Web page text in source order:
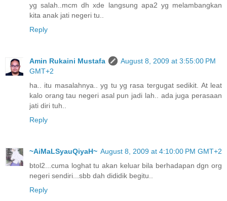
yg salah..mcm dh xde langsung apa2 yg melambangkan
kita anak jati negeri tu..
Reply
Amin Rukaini Mustafa
August 8, 2009 at 3:55:00 PM
GMT+2
ha.. itu masalahnya.. yg tu yg rasa tergugat sedikit. At leat
kalo orang tau negeri asal pun jadi lah.. ada juga perasaan
jati diri tuh..
Reply
~AiMaLSyauQiyaH~ August 8, 2009 at 4:10:00 PM GMT+2
btol2...cuma loghat tu akan keluar bila berhadapan dgn org
negeri sendiri...sbb dah dididik begitu..
Reply